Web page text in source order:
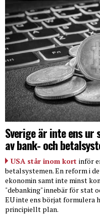
Sverige är inte ens
av bank- och
USA står inom kort inför
betalsystemen. En reform i
ekonomin samt inte minst
"debanking" innebär för stat
EU inte ens börjat formulera
principiellt plan.